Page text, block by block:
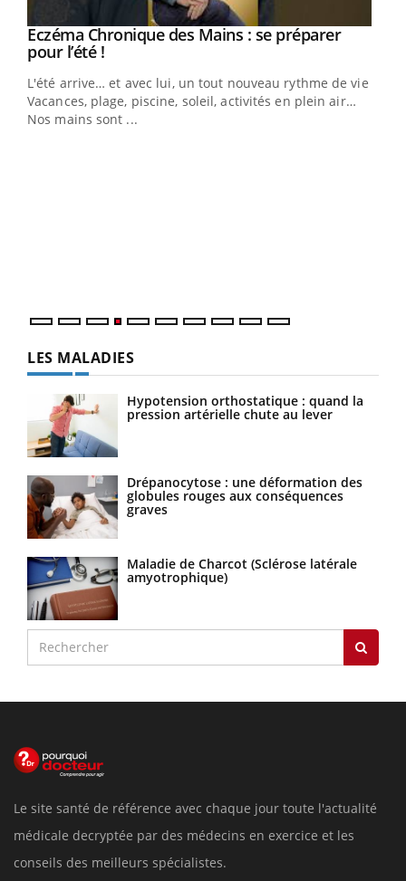
Youtube
Eczéma Chronique des Mains : se préparer
pour l’été !Youtube
L'été arrive… et avec lui, un tout nouveau rythme de vie !
Vacances, plage, piscine, soleil, activités en plein air…
Nos mains sont ...
LES MALADIES
Hypotension orthostatique : quand la
pression artérielle chute au lever
Drépanocytose : une déformation des
globules rouges aux conséquences
graves
Maladie de Charcot (Sclérose latérale
amyotrophique)
Le site santé de référence avec chaque jour toute l'actualité
médicale decryptée par des médecins en exercice et les
conseils des meilleurs spécialistes.